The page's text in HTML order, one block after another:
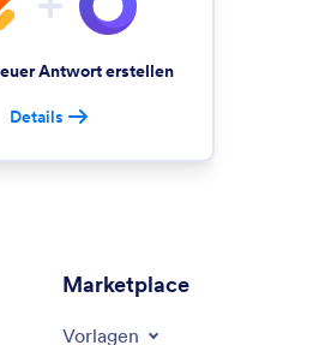
Antwort erstellen
Details
Marketplace
Vorlagen